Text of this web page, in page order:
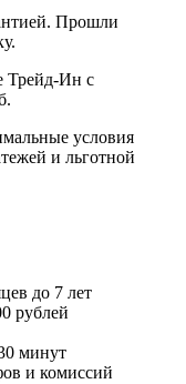
Прошли
Трейд-Ин с
условия
и льготной
до 7 лет
рублей
минут
и комиссий